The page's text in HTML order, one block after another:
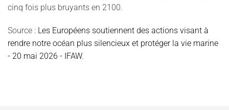
cinq fois plus bruyants en 2100.
Source : Les Européens soutiennent des actions visant à
rendre notre océan plus silencieux et protéger la vie marine
- 20 mai 2026 - IFAW.